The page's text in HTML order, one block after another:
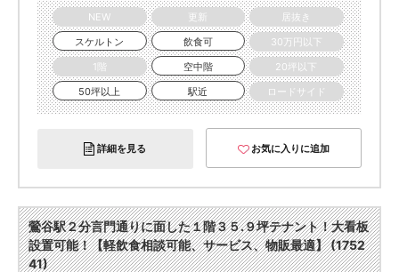
NEW
更新
居抜き
スケルトン
飲食可
30万円以下
1階
空中階
20坪以下
50坪以上
駅近 ロードサイド
詳細を見る お気に入りに追加
鶯谷駅２分言門通りに面した１階３５.９坪テナント！大看板
設置可能！【軽飲食相談可能、サービス、物販最適】 (1752
41)